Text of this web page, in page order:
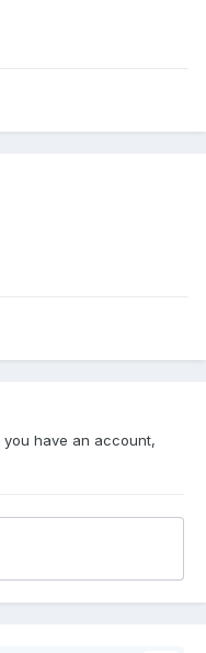
have an account,